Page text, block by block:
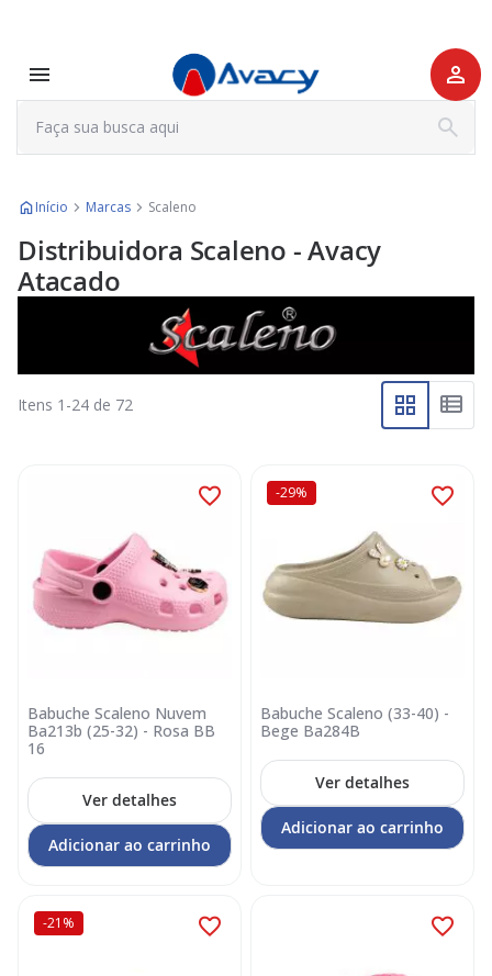
Início Marcas Scaleno
Distribuidora Scaleno - Avacy
Atacado
Itens 1 -24 de 72
Babuche Scaleno Nuvem
Ba213b (25-32) - Rosa BB
16
Ver detalhes
Adicionar ao carrinho
-29%
Babuche Scaleno (33-40) -
Bege Ba284B
Ver detalhes
Adicionar ao carrinho
-21%